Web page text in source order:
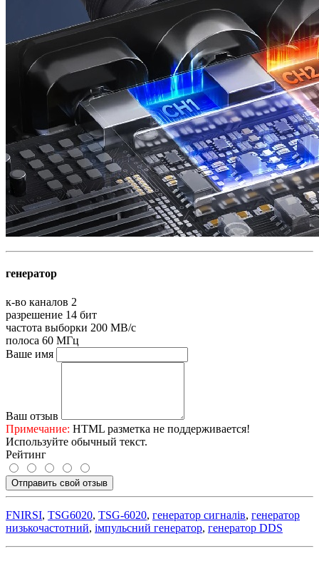
генератор
к-во каналов 2
разрешение 14 бит
частота выборки 200 МВ/с
полоса 60 МГц
Ваше имя
Ваш отзыв
Примечание: HTML разметка не поддерживается!
Используйте обычный текст.
Рейтинг
Отправить свой отзыв
FNIRSI, TSG6020, TSG-6020, генератор сигналів, генератор
низькочастотний, імпульсний генератор, генератор DDS